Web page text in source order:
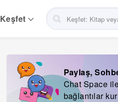
Keşfet
Paylaş,
Chat Space
bağlantılar